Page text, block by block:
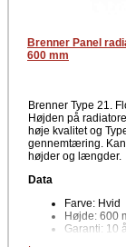
Brenner Panel
600 mm
Brenner Type 21.
Højden på
høje kvalitet og
gennemtæring.
højder og længder.
Data
Farve: Hvid
Højde: 600
Garanti: 10